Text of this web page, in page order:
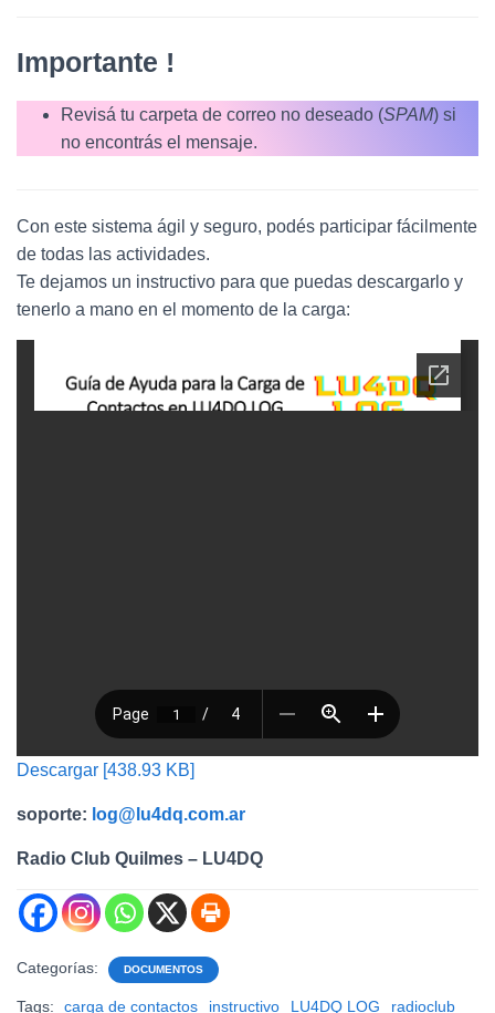
Importante !
Revisá tu carpeta de correo no deseado (SPAM) si
no encontrás el mensaje.
Con este sistema ágil y seguro, podés participar fácilmente
de todas las actividades.
Te dejamos un instructivo para que puedas descargarlo y
tenerlo a mano en el momento de la carga:
Descargar [438.93 KB]
soporte: log@lu4dq.com.ar
Radio Club Quilmes – LU4DQ
Categorías: DOCUMENTOS
Tags: carga de contactos instructivo LU4DQ LOG radioclub